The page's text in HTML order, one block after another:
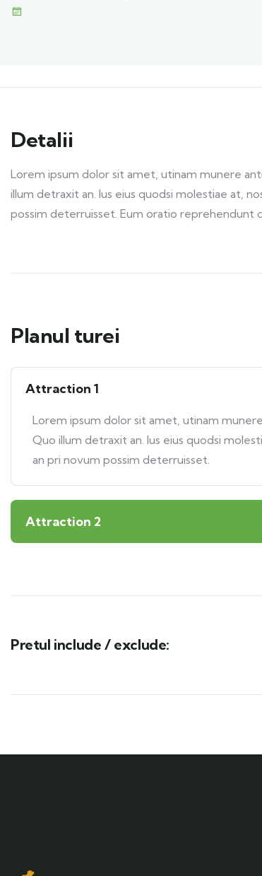
Detalii
Lorem ipsum dolor sit amet, utinam munere
illum detraxit an. Ius eius quodsi molestiae at,
possim deterruisset. Eum oratio reprehendunt
Planul turei
Attraction 1
Lorem ipsum dolor sit amet, utinam
Quo illum detraxit an. Ius eius quodsi
an pri novum possim deterruisset.
Attraction 2
Pretul include / exclude: